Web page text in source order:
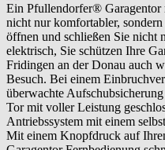
Ein Pfullendorfer® Garagentor
nicht nur komfortabler,
öffnen und schließen Sie nicht
elektrisch, Sie schützen Ihre
Fridingen an der Donau auch
Besuch. Bei einem
überwachte
Tor mit voller Leistung
Antriebssystem mit einem
Mit einem Knopfdruck auf